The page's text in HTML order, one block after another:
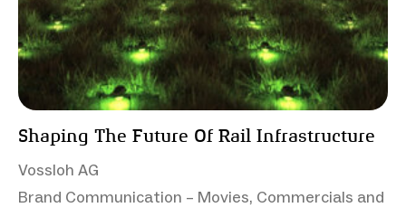
Shaping The Future Of Rail Infrastructure
Vossloh AG
Brand Communication – Movies, Commercials and